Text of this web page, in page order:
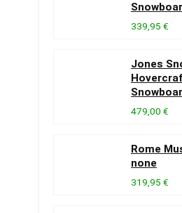
339,95 €
Jones
479,00 €
Rome
none
319,95 €